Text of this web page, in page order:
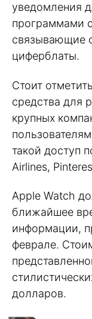
уведомления
программами
связывающие
циферблаты.
Стоит
средства для
крупных
такой доступ
Airlines,
Apple Watch
ближайшее
информации,
феврале.
долларов.